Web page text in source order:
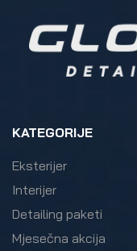
KATEGORIJE
Eksterijer
Interijer
Detailing paketi
Mjesečna akcija